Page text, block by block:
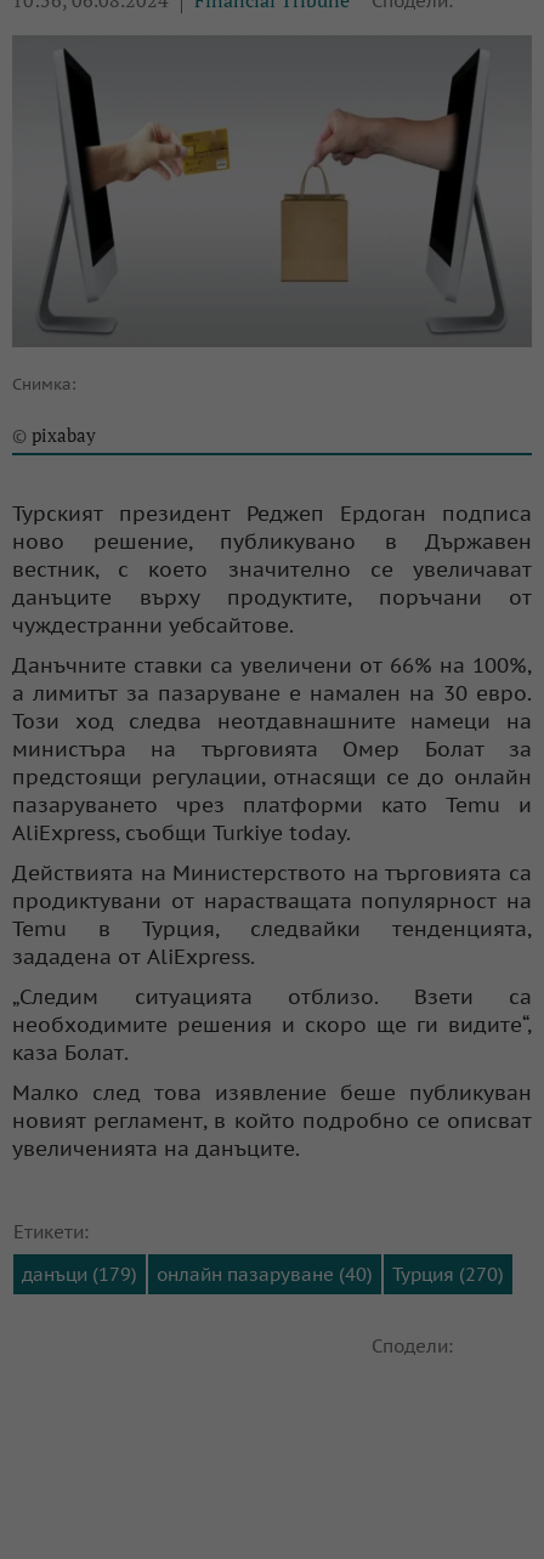
Снимка:
© pixabay
Турският президент Реджеп Ердоган подписа
ново решение, публикувано в Държавен
вестник, с което значително се увеличават
данъците върху продуктите, поръчани от
чуждестранни уебсайтове.
Данъчните ставки са увеличени от 66% на 100%,
а лимитът за пазаруване е намален на 30 евро.
Този ход следва неотдавнашните намеци на
министъра на търговията Омер Болат за
предстоящи регулации, отнасящи се до онлайн
пазаруването чрез платформи като Temu и
AliExpress, съобщи Turkiye today.
Действията на Министерството на търговията са
продиктувани от нарастващата популярност на
Temu в Турция, следвайки тенденцията,
зададена от AliExpress.
„Следим ситуацията отблизо. Взети са
необходимите решения и скоро ще ги видите“,
каза Болат.
Малко след това изявление беше публикуван
новият регламент, в който подробно се описват
увеличенията на данъците.
Етикети:
данъци (179)
онлайн пазаруване (40) Турция (270)
Сподели: